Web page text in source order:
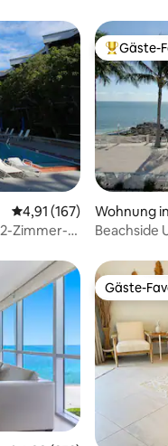
Durchschnittliche
4,91 (167)
Zimmer-
Beliebter
Gäste-
Wohnung
ch
Beachside
Gäste-
Gäste-